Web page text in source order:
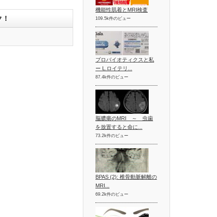
機能性肌着とMRI検査
109.5k件のビュー
プロバイオティクスと私
ー L.ロイテリ...
87.4k件のビュー
脳膿瘍のMRI ～ 虫歯
を放置すると命に...
73.2k件のビュー
BPAS (2): 椎骨動脈解離の
MRI...
69.2k件のビュー